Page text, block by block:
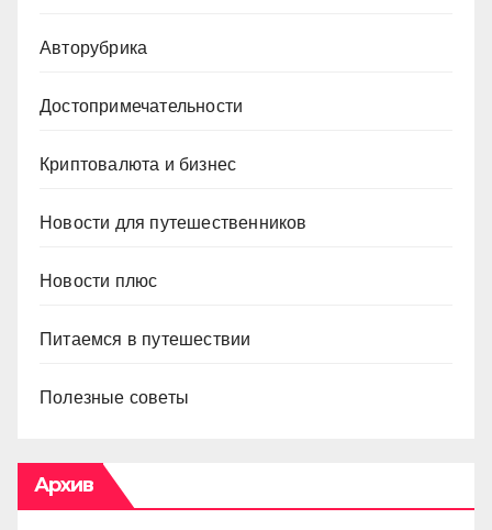
Авторубрика
Достопримечательности
Криптовалюта и бизнес
Новости для путешественников
Новости плюс
Питаемся в путешествии
Полезные советы
Архив